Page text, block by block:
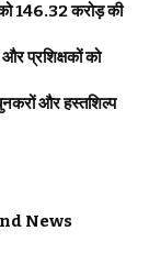
₹146.32 करोड़ की
प्रशिक्षकों को
और हस्तशिल्प
News